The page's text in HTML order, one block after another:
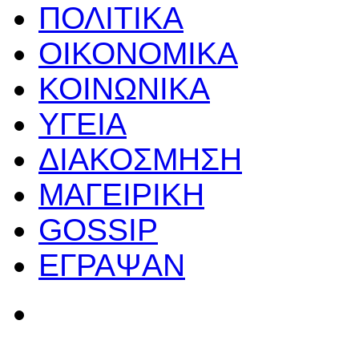
ΠΟΛΙΤΙΚΑ
ΟΙΚΟΝΟΜΙΚΑ
ΚΟΙΝΩΝΙΚΑ
ΥΓΕΙΑ
ΔΙΑΚΟΣΜΗΣΗ
ΜΑΓΕΙΡΙΚΗ
GOSSIP
ΕΓΡΑΨΑΝ